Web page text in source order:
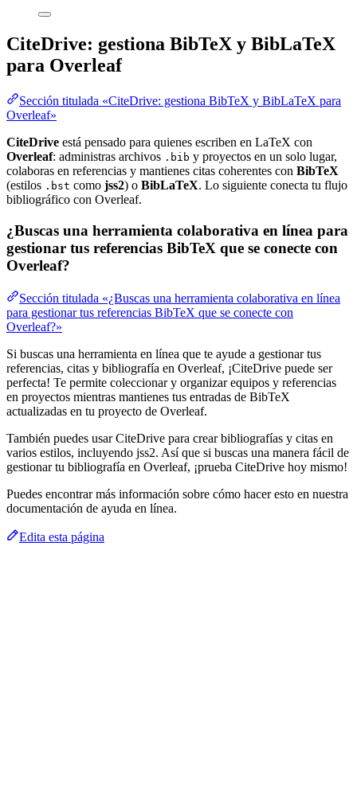
CiteDrive: gestiona BibTeX y BibLaTeX
para Overleaf
Sección titulada «CiteDrive: gestiona BibTeX y BibLaTeX para
Overleaf»
CiteDrive está pensado para quienes escriben en LaTeX con
Overleaf: administras archivos .bib y proyectos en un solo lugar,
colaboras en referencias y mantienes citas coherentes con BibTeX
(estilos .bst como jss2) o BibLaTeX. Lo siguiente conecta tu flujo
bibliográfico con Overleaf.
¿Buscas una herramienta colaborativa en línea para
gestionar tus referencias BibTeX que se conecte con
Overleaf?
Sección titulada «¿Buscas una herramienta colaborativa en línea
para gestionar tus referencias BibTeX que se conecte con
Overleaf?»
Si buscas una herramienta en línea que te ayude a gestionar tus
referencias, citas y bibliografía en Overleaf, ¡CiteDrive puede ser
perfecta! Te permite coleccionar y organizar equipos y referencias
en proyectos mientras mantienes tus entradas de BibTeX
actualizadas en tu proyecto de Overleaf.
También puedes usar CiteDrive para crear bibliografías y citas en
varios estilos, incluyendo jss2. Así que si buscas una manera fácil de
gestionar tu bibliografía en Overleaf, ¡prueba CiteDrive hoy mismo!
Puedes encontrar más información sobre cómo hacer esto en nuestra
documentación de ayuda en línea.
Edita esta página